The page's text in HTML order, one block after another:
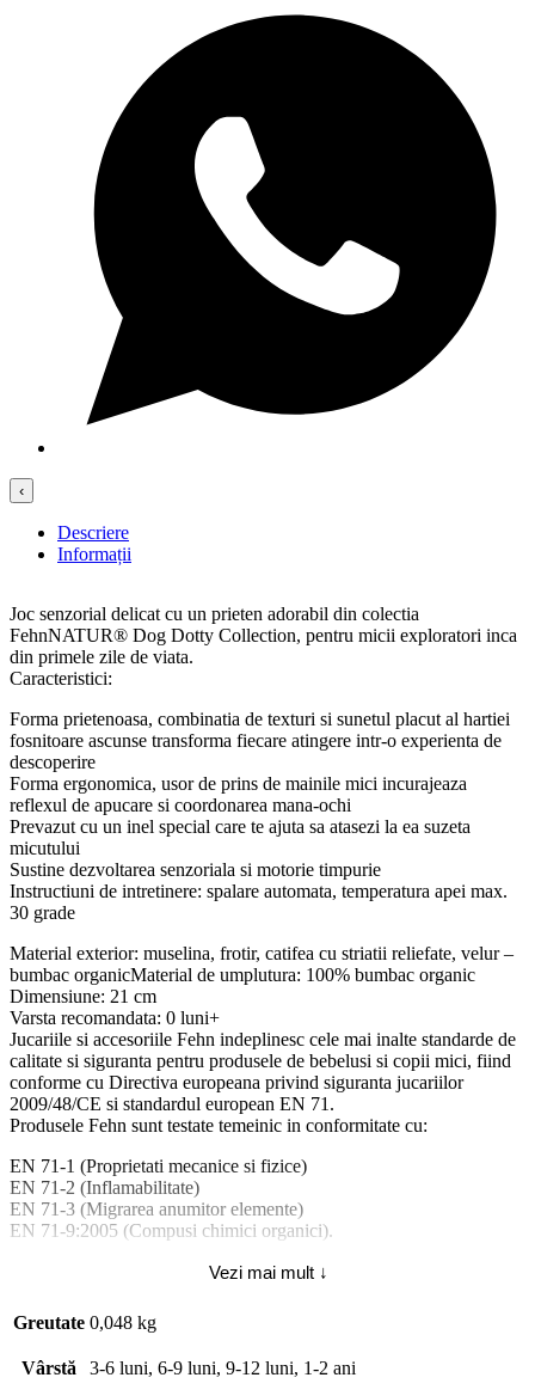
‹
Descriere
Informații
Joc senzorial delicat cu un prieten adorabil din colectia
FehnNATUR® Dog Dotty Collection, pentru micii exploratori inca
din primele zile de viata.
Caracteristici:
Forma prietenoasa, combinatia de texturi si sunetul placut al hartiei
fosnitoare ascunse transforma fiecare atingere intr-o experienta de
descoperire
Forma ergonomica, usor de prins de mainile mici incurajeaza
reflexul de apucare si coordonarea mana-ochi
Prevazut cu un inel special care te ajuta sa atasezi la ea suzeta
micutului
Sustine dezvoltarea senzoriala si motorie timpurie
Instructiuni de intretinere: spalare automata, temperatura apei max.
30 grade
Material exterior: muselina, frotir, catifea cu striatii reliefate, velur –
bumbac organicMaterial de umplutura: 100% bumbac organic
Dimensiune: 21 cm
Varsta recomandata: 0 luni+
Jucariile si accesoriile Fehn indeplinesc cele mai inalte standarde de
calitate si siguranta pentru produsele de bebelusi si copii mici, fiind
conforme cu Directiva europeana privind siguranta jucariilor
2009/48/CE si standardul european EN 71.
Produsele Fehn sunt testate temeinic in conformitate cu:
EN 71-1 (Proprietati mecanice si fizice)
EN 71-2 (Inflamabilitate)
EN 71-3 (Migrarea anumitor elemente)
EN 71-9:2005 (Compusi chimici organici).
Atentie! Nu lasati ambalajele jucariilor/produselor la indemana
da jucaria/produsul copilului. Va rugam sa supravegheati copilul in
timp ce se joaca/foloseste acest produs. Pastrati instructiunile si
etichetele pentru referinte viitoare. Pastrati jucaria/produsul departe
de foc, feriti jucaria/produsul de temperaturi ridicate si umiditate.
Vezi mai mult ↓
Greutate 0,048 kg
Vârstă 3-6 luni, 6-9 luni, 9-12 luni, 1-2 ani